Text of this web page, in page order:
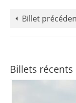
Billet
Billets récents